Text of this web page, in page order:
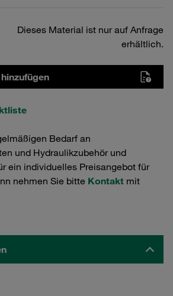
Dieses Material ist nur auf Anfrage
erhältlich.
Bedarf an
und Hydraulikzubehör und
ein individuelles Preisangebot für
nehmen Sie bitte Kontakt mit